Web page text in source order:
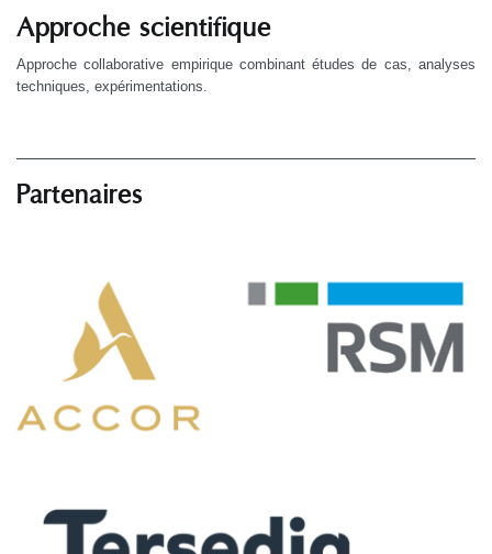
Approche scientifique
Approche collaborative empirique combinant études de cas, analyses
techniques, expérimentations.
Partenaires